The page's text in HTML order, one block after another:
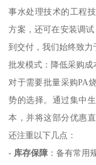
事水处理技术的工程
方案，还可在安装调
到交付，我们始终致力
批发模式：降低采购
对于需要批量采购PA
势的选择。通过集中
本，并将这部分优惠
还注重以下几点：
- 库存保障 ：备有常用